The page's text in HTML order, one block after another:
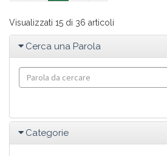
Visualizzati 15 di 36 articoli
Cerca una Parola
Categorie